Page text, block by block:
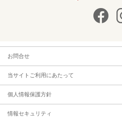
お問合せ
当サイトご利用にあたって
個人情報保護方針
情報セキュリティ